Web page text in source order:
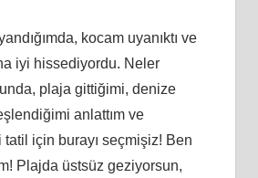
kocam uyanıktı ve
iyi hissediyordu. Neler
plaja gittiğimi, denize
anlattım ve
tatil için burayı seçmişiz! Ben
Plajda üstsüz geziyorsun,